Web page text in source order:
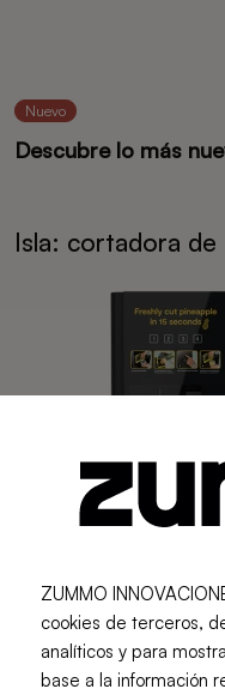
Nuevo
Descubre lo más
Isla: cortadora de
ZUMMO
cookies de terceros,
analíticos y para
base a la información